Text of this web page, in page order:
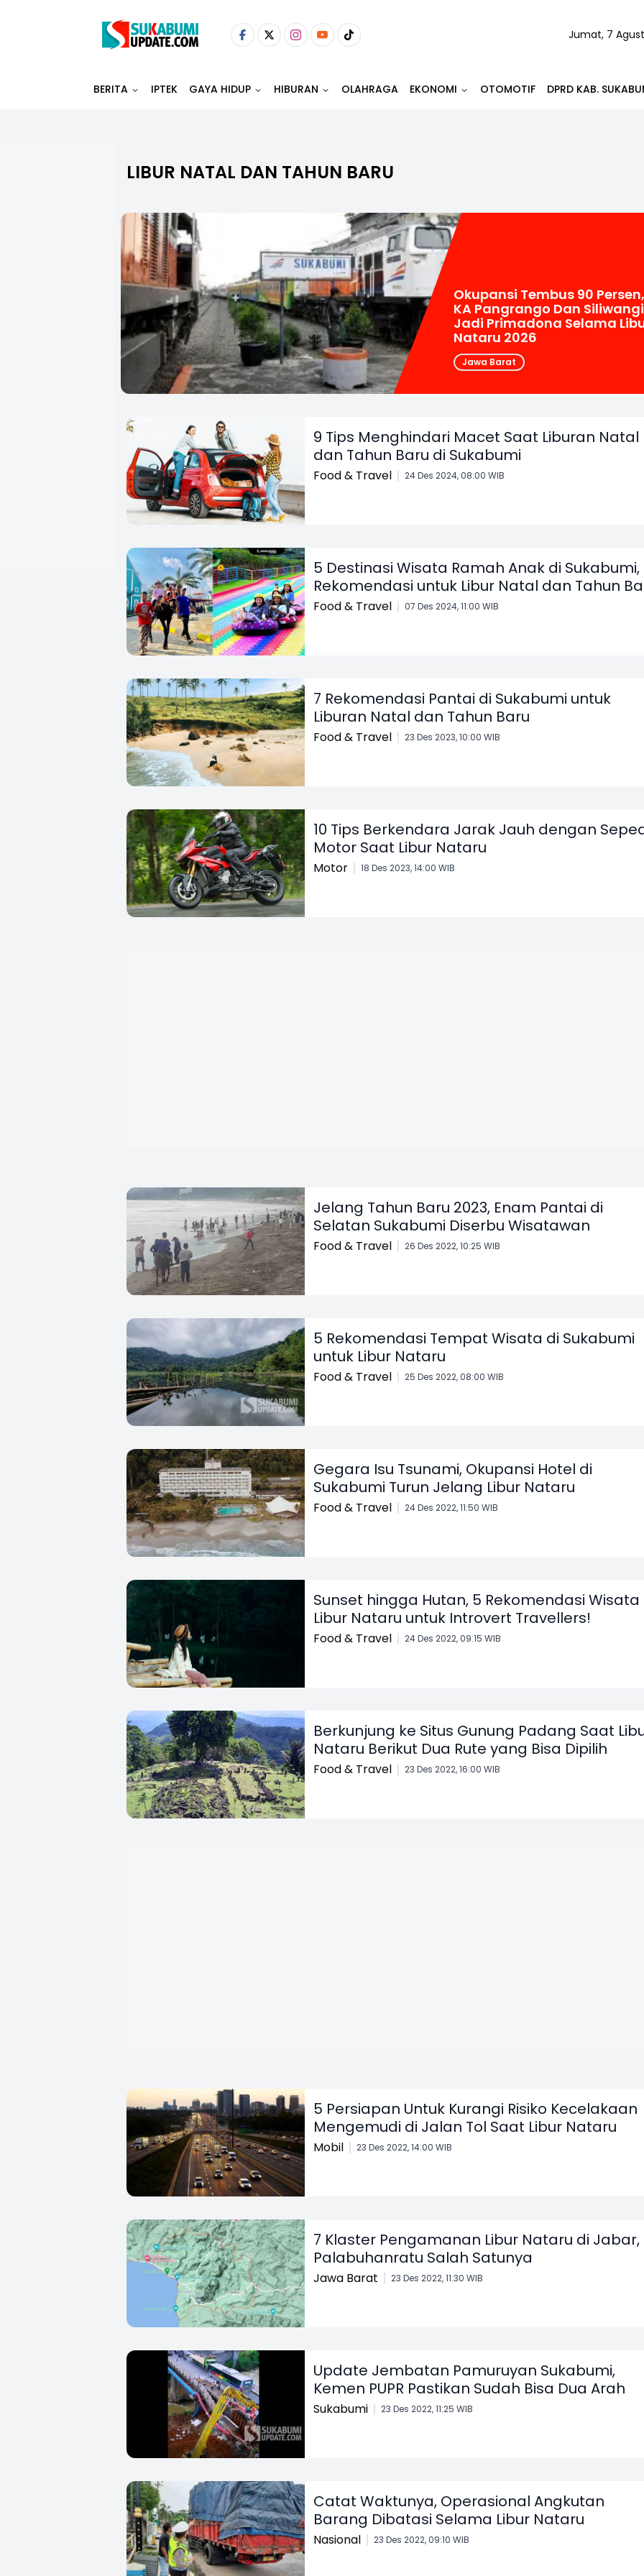
Jumat, 7
BERITA IPTEK GAYA HIDUP HIBURAN OLAHRAGA EKONOMI OTOMOTIF DPRD KAB.
LIBUR NATAL DAN TAHUN BARU
Okupansi Tembus 90 Persen,
KA Pangrango Dan Siliwangi
Jadi Primadona Selama
Nataru 2026
Jawa Barat
9 Tips Menghindari Macet Saat Liburan Natal
dan Tahun Baru di Sukabumi
Food & Travel 24 Des 2024, 08:00 WIB
5 Destinasi Wisata Ramah Anak di Sukabumi,
Rekomendasi untuk Libur Natal dan Tahun
Food & Travel 07 Des 2024, 11:00 WIB
7 Rekomendasi Pantai di Sukabumi untuk
Liburan Natal dan Tahun Baru
Food & Travel 23 Des 2023, 10:00 WIB
10 Tips Berkendara Jarak Jauh dengan
Motor Saat Libur Nataru
Motor 18 Des 2023, 14:00 WIB
Jelang Tahun Baru 2023, Enam Pantai di
Selatan Sukabumi Diserbu Wisatawan
Food & Travel 26 Des 2022, 10:25 WIB
5 Rekomendasi Tempat Wisata di Sukabumi
untuk Libur Nataru
Food & Travel 25 Des 2022, 08:00 WIB
Gegara Isu Tsunami, Okupansi Hotel di
Sukabumi Turun Jelang Libur Nataru
Food & Travel 24 Des 2022, 11:50 WIB
Sunset hingga Hutan, 5 Rekomendasi Wisata
Libur Nataru untuk Introvert Travellers!
Food & Travel 24 Des 2022, 09:15 WIB
Berkunjung ke Situs Gunung Padang Saat
Nataru Berikut Dua Rute yang Bisa Dipilih
Food & Travel 23 Des 2022, 16:00 WIB
5 Persiapan Untuk Kurangi Risiko Kecelakaan
Mengemudi di Jalan Tol Saat Libur Nataru
Mobil 23 Des 2022, 14:00 WIB
7 Klaster Pengamanan Libur Nataru di Jabar,
Palabuhanratu Salah Satunya
Jawa Barat 23 Des 2022, 11:30 WIB
Update Jembatan Pamuruyan Sukabumi,
Kemen PUPR Pastikan Sudah Bisa Dua Arah
Sukabumi 23 Des 2022, 11:25 WIB
Catat Waktunya, Operasional Angkutan
Barang Dibatasi Selama Libur Nataru
Nasional 23 Des 2022, 09:10 WIB